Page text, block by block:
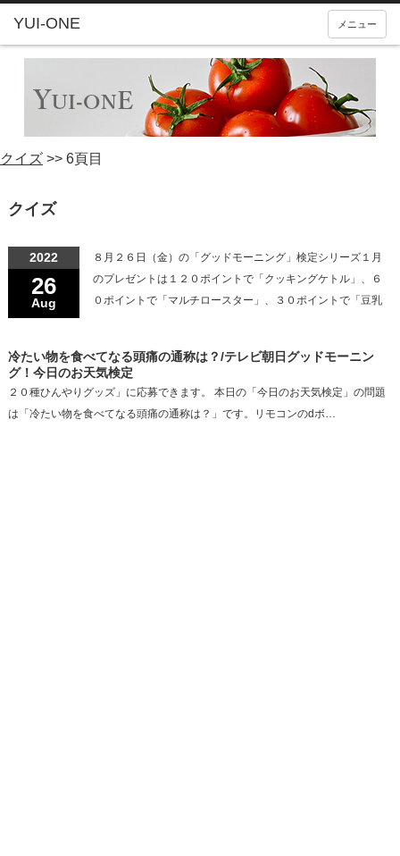
YUI-ONE メニュー
クイズ >> 6頁目
クイズ
2022
26
Aug
冷たい物を食べてなる頭痛の通称は？/テレビ朝日グッドモーニン
グ！今日のお天気検定
８月２６日（金）の「グッドモーニング」検定シリーズ１月
のプレゼントは１２０ポイントで「クッキングケトル」、６
０ポイントで「マルチロースター」、３０ポイントで「豆乳
２０種ひんやりグッズ」に応募できます。 本日の「今日のお天気検定」の問題
は「冷たい物を食べてなる頭痛の通称は？」です。リモコンのdボ…